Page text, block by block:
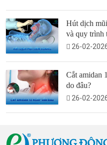
Hút dịch
và quy trình
26-02-
Cắt amidan
do đâu?
26-02-